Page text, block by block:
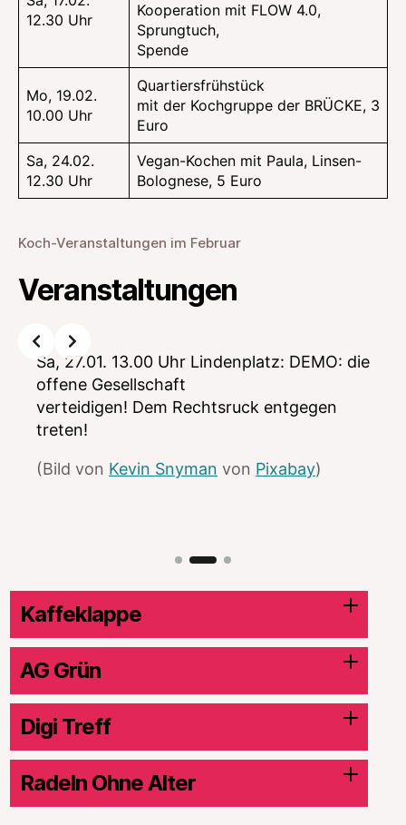
12.30 Uhr
Kooperation mit FLOW 4.0,
Sprungtuch,
Spende
Mo, 19.02.
10.00 Uhr
Quartiersfrühstück
mit der Kochgruppe der BRÜCKE, 3
Euro
Sa, 24.02.
12.30 Uhr
Vegan-Kochen mit Paula, Linsen-
Bolognese, 5 Euro
Koch-Veranstaltungen im Februar
Veranstaltungen
Sa, 27.01. 13.00 Uhr Lindenplatz: DEMO: die
offene Gesellschaft
verteidigen! Dem Rechtsruck entgegen
treten!
(Bild von Kevin Snyman von Pixabay)
Slide 2 of 3
Kaffeklappe
AG Grün
Digi Treff
Radeln Ohne Alter